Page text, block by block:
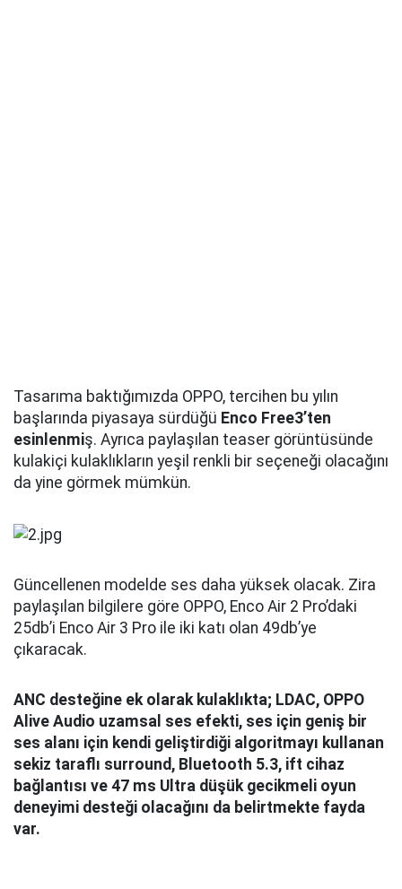
Tasarıma baktığımızda OPPO, tercihen bu yılın
başlarında piyasaya sürdüğü Enco Free3’ten
esinlenmiş. Ayrıca paylaşılan teaser görüntüsünde
kulakiçi kulaklıkların yeşil renkli bir seçeneği olacağını
da yine görmek mümkün.
Güncellenen modelde ses daha yüksek olacak. Zira
paylaşılan bilgilere göre OPPO, Enco Air 2 Pro’daki
25db’i Enco Air 3 Pro ile iki katı olan 49db’ye
çıkaracak.
ANC desteğine ek olarak kulaklıkta; LDAC, OPPO
Alive Audio uzamsal ses efekti, ses için geniş bir
ses alanı için kendi geliştirdiği algoritmayı kullanan
sekiz taraflı surround, Bluetooth 5.3, ift cihaz
bağlantısı ve 47 ms Ultra düşük gecikmeli oyun
deneyimi desteği olacağını da belirtmekte fayda
var.